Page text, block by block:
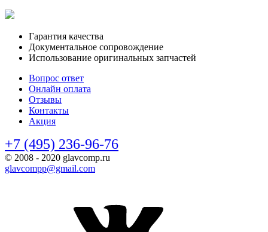
Гарантия качества
Документальное сопровождение
Использование оригинальных запчастей
Вопрос ответ
Онлайн оплата
Отзывы
Контакты
Акция
+7 (495) 236-96-76
© 2008 - 2020 glavcomp.ru
glavcompp@gmail.com